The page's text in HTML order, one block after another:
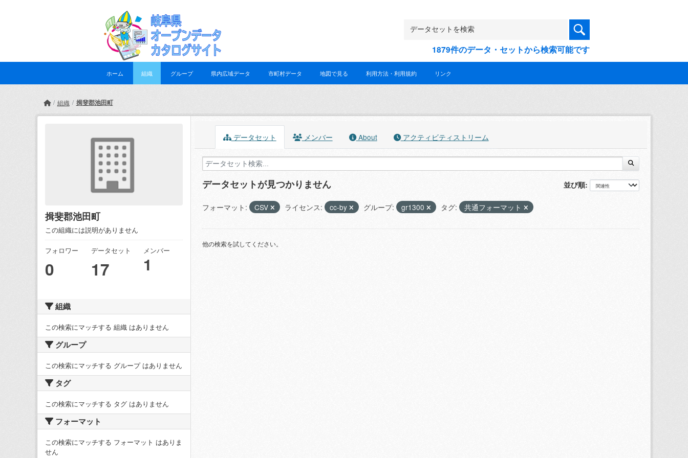
1879件のデータ・セットから検索可能です
ホーム 組織 グループ 県内広域データ 市町村データ 地図で見る 利用方法・利用規約 リンク
組織 揖斐郡池田町
揖斐郡池田町
この組織には説明がありません
フォロワー
0
データセット
17
メンバー
1
組織
この検索にマッチする 組織 はありません
グループ
この検索にマッチする グループ はありません
タグ
この検索にマッチする タグ はありません
フォーマット
この検索にマッチする フォーマット はありま
せん
データセット メンバー About アクティビティストリーム
並び順
データセットが見つかりません
フォーマット: CSV ライセンス: cc-by グループ: gr1300 タグ: 共通フォーマット
他の検索を試してください。